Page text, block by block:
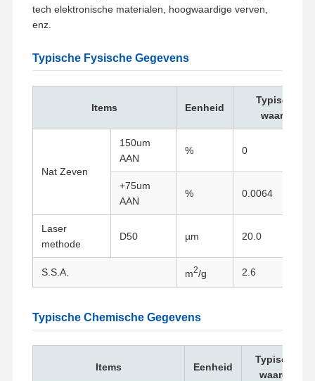
tech elektronische materialen, hoogwaardige verven,
enz.
Typische Fysische Gegevens
Items Eenheid
Typische
waarde
Nat Zeven
150um
AAN
% 0
+75um
AAN
% 0.0064
Laser
methode
D50 µm 20.0
S.S.A. m2/g 2.6
Typische Chemische Gegevens
Items Eenheid
Typische
waarde